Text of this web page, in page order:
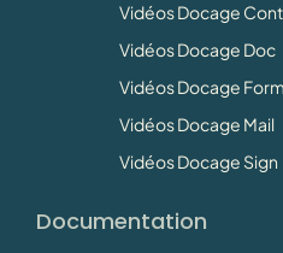
Vidéos Docage
Vidéos Docage Doc
Vidéos Docage Form
Vidéos Docage Mail
Vidéos Docage Sign
Documentation